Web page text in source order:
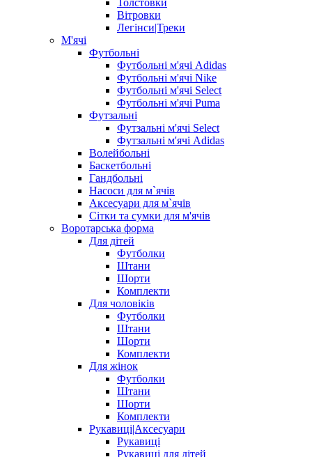
Толстовки
Вітровки
Легінси|Треки
М'ячі
Футбольні
Футбольні м'ячі Adidas
Футбольні м'ячі Nike
Футбольні м'ячі Select
Футбольні м'ячі Puma
Футзальні
Футзальні м'ячі Select
Футзальні м'ячі Adidas
Волейбольні
Баскетбольні
Гандбольні
Насоси для м`ячів
Аксесуари для м`ячів
Сітки та сумки для м'ячів
Воротарська форма
Для дітей
Футболки
Штани
Шорти
Комплекти
Для чоловіків
Футболки
Штани
Шорти
Комплекти
Для жінок
Футболки
Штани
Шорти
Комплекти
Рукавиці|Аксесуари
Рукавиці
Рукавиці для дітей